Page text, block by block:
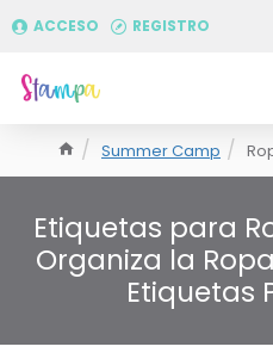
ACCESO REGISTRO
Summer Camp
Etiquetas para
Organiza la
Etiquetas